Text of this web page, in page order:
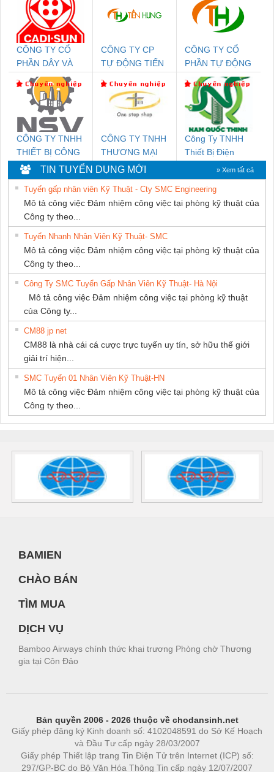
CÔNG TY CỔ
PHẦN DÂY VÀ
CÁP ĐIỆN
THƯỢNG ĐÌNH
CÔNG TY CP
TỰ ĐỘNG TIẾN
CÔNG TY CỔ
PHẦN TỰ ĐỘNG
TIẾN HƯNG
CÔNG TY TNHH
THIẾT BỊ CÔNG
NGHIỆP NIHON
SETSUBI VIỆT
NAM
CÔNG TY TNHH
THƯƠNG MẠI
THIÊN ÂN VIỆT
NAM
Công Ty TNHH
Thiết Bị Điện
Nam Quốc Thịnh
TIN TUYỂN DỤNG MỚI » Xem tất cả
Tuyển gấp nhân viên Kỹ Thuật - Cty SMC Engineering
Mô tả công việc Đảm nhiệm công việc tại phòng kỹ thuật của
Công ty theo...
Tuyển Nhanh Nhân Viên Kỹ Thuật- SMC
Mô tả công việc Đảm nhiệm công việc tại phòng kỹ thuật của
Công ty theo...
Công Ty SMC Tuyển Gấp Nhân Viên Kỹ Thuật- Hà Nội
Mô tả công việc Đảm nhiệm công việc tại phòng kỹ thuật
của Công ty...
CM88 jp net
CM88 là nhà cái cá cược trực tuyến uy tín, sở hữu thế giới
giải trí hiện...
SMC Tuyển 01 Nhân Viên Kỹ Thuật-HN
Mô tả công việc Đảm nhiệm công việc tại phòng kỹ thuật của
Công ty theo...
BAMIEN
CHÀO BÁN
TÌM MUA
DỊCH VỤ
Bamboo Airways chính thức khai trương Phòng chờ Thương
gia tại Côn Đảo
Bản quyền 2006 - 2026 thuộc về chodansinh.net
Giấy phép đăng ký Kinh doanh số: 4102048591 do Sở Kế Hoạch
và Đầu Tư cấp ngày 28/03/2007
Giấy phép Thiết lập trang Tin Điện Tử trên Internet (ICP) số:
297/GP-BC do Bộ Văn Hóa Thông Tin cấp ngày 12/07/2007